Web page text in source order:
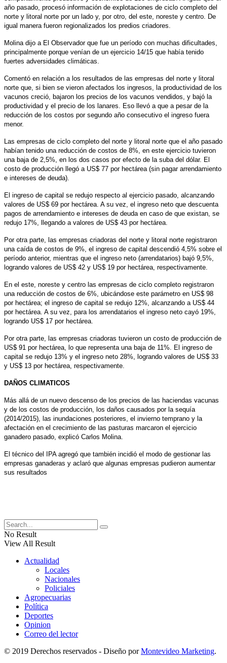
año pasado, procesó información de explotaciones de ciclo completo del
norte y litoral norte por un lado y, por otro, del este, noreste y centro. De
igual manera fueron regionalizados los predios criadores.
Molina dijo a El Observador que fue un período con muchas dificultades,
principalmente porque venían de un ejercicio 14/15 que había tenido
fuertes adversidades climáticas.
Comentó en relación a los resultados de las empresas del norte y litoral
norte que, si bien se vieron afectados los ingresos, la productividad de los
vacunos creció, bajaron los precios de los vacunos vendidos, y bajó la
productividad y el precio de los lanares. Eso llevó a que a pesar de la
reducción de los costos por segundo año consecutivo el ingreso fuera
menor.
Las empresas de ciclo completo del norte y litoral norte que el año pasado
habían tenido una reducción de costos de 8%, en este ejercicio tuvieron
una baja de 2,5%, en los dos casos por efecto de la suba del dólar. El
costo de producción llegó a US$ 77 por hectárea (sin pagar arrendamiento
e intereses de deuda).
El ingreso de capital se redujo respecto al ejercicio pasado, alcanzando
valores de US$ 69 por hectárea. A su vez, el ingreso neto que descuenta
pagos de arrendamiento e intereses de deuda en caso de que existan, se
redujo 17%, llegando a valores de US$ 43 por hectárea.
Por otra parte, las empresas criadoras del norte y litoral norte registraron
una caída de costos de 9%, el ingreso de capital descendió 4,5% sobre el
período anterior, mientras que el ingreso neto (arrendatarios) bajó 9,5%,
logrando valores de US$ 42 y US$ 19 por hectárea, respectivamente.
En el este, noreste y centro las empresas de ciclo completo registraron
una reducción de costos de 6%, ubicándose este parámetro en US$ 98
por hectárea; el ingreso de capital se redujo 12%, alcanzando a US$ 44
por hectárea. A su vez, para los arrendatarios el ingreso neto cayó 19%,
logrando US$ 17 por hectárea.
Por otra parte, las empresas criadoras tuvieron un costo de producción de
US$ 91 por hectárea, lo que representa una baja de 11%. El ingreso de
capital se redujo 13% y el ingreso neto 28%, logrando valores de US$ 33
y US$ 13 por hectárea, respectivamente.
DAÑOS CLIMATICOS
Más allá de un nuevo descenso de los precios de las haciendas vacunas
y de los costos de producción, los daños causados por la sequía
(2014/2015), las inundaciones posteriores, el invierno temprano y la
afectación en el crecimiento de las pasturas marcaron el ejercicio
ganadero pasado, explicó Carlos Molina.
El técnico del IPA agregó que también incidió el modo de gestionar las
empresas ganaderas y aclaró que algunas empresas pudieron aumentar
sus resultados
No Result
View All Result
Actualidad
Locales
Nacionales
Policiales
Agropecuarias
Política
Deportes
Opinion
Correo del lector
© 2019 Derechos reservados - Diseño porMontevideo Marketing.